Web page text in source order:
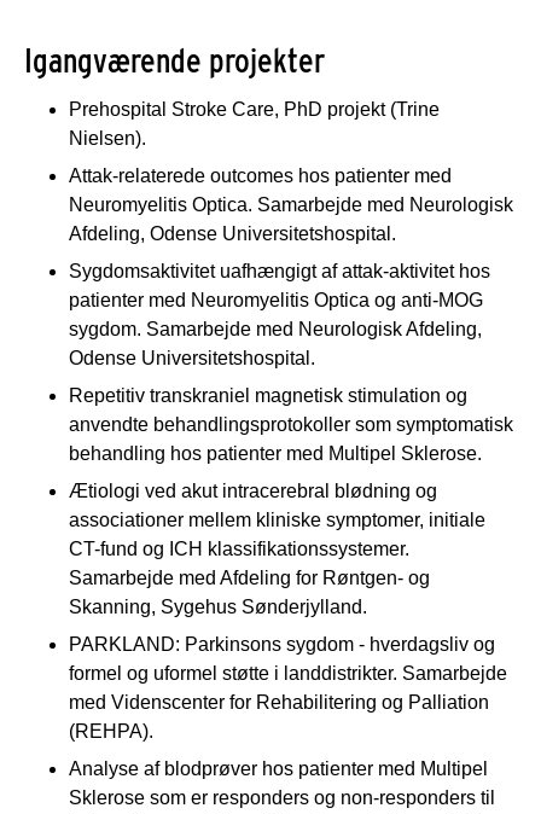
Igangværende projekter
Prehospital Stroke Care, PhD projekt (Trine
Nielsen).
Attak-relaterede outcomes hos patienter med
Neuromyelitis Optica. Samarbejde med Neurologisk
Afdeling, Odense Universitetshospital.
Sygdomsaktivitet uafhængigt af attak-aktivitet hos
patienter med Neuromyelitis Optica og anti-MOG
sygdom. Samarbejde med Neurologisk Afdeling,
Odense Universitetshospital.
Repetitiv transkraniel magnetisk stimulation og
anvendte behandlingsprotokoller som symptomatisk
behandling hos patienter med Multipel Sklerose.
Ætiologi ved akut intracerebral blødning og
associationer mellem kliniske symptomer, initiale
CT-fund og ICH klassifikationssystemer.
Samarbejde med Afdeling for Røntgen- og
Skanning, Sygehus Sønderjylland.
PARKLAND: Parkinsons sygdom - hverdagsliv og
formel og uformel støtte i landdistrikter. Samarbejde
med Videnscenter for Rehabilitering og Palliation
(REHPA).
Analyse af blodprøver hos patienter med Multipel
Sklerose som er responders og non-responders til